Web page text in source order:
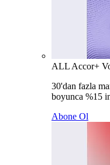
ALL Accor+
30'dan fazla
boyunca %15
Abone Ol